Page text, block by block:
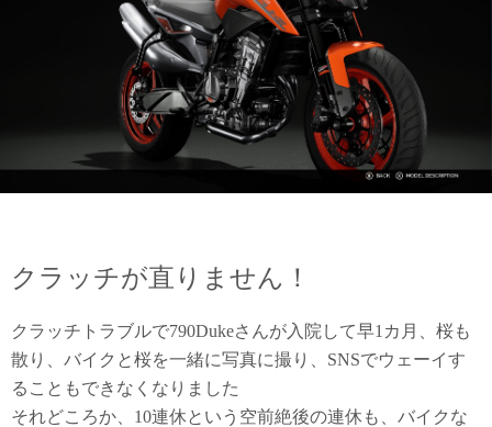
クラッチが直りません！
クラッチトラブルで790Dukeさんが入院して早1カ月、桜も
散り、バイクと桜を一緒に写真に撮り、SNSでウェーイす
ることもできなくなりました
それどころか、10連休という空前絶後の連休も、バイクな